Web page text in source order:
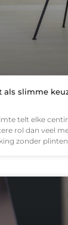
als slimme
telt elke
rol dan veel
zonder